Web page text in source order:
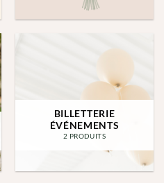
BILLETTERIE
ÉVÉNEMENTS
2 PRODUITS